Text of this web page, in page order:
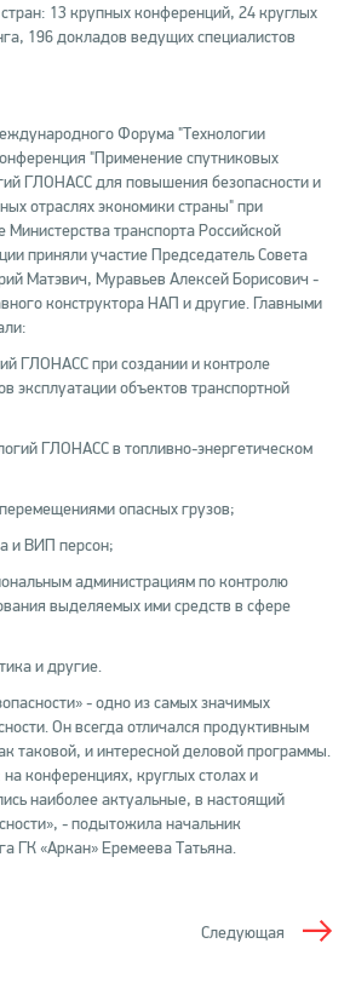
13 крупных конференций, 24 круглых
196 докладов ведущих специалистов
Форума "Технологии
"Применение спутниковых
ГЛОНАСС для повышения безопасности и
отраслях экономики страны" при
транспорта Российской
приняли участие Председатель Совета
Матэвич, Муравьев Алексей Борисович -
конструктора НАП и другие. Главными
ГЛОНАСС при создании и контроле
эксплуатации объектов транспортной
ГЛОНАСС в топливно-энергетическом
опасных грузов;
и ВИП персон;
администрациям по контролю
выделяемых ими средств в сфере
и другие.
- одно из самых значимых
Он всегда отличался продуктивным
таковой, и интересной деловой программы.
конференциях, круглых столах и
наиболее актуальные, в настоящий
- подытожила начальник
ГК «Аркан» Еремеева Татьяна.
Следующая